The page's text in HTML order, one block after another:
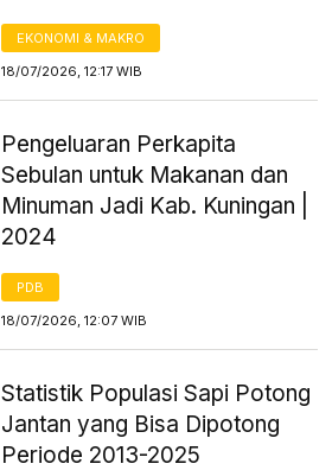
EKONOMI & MAKRO
18/07/2026, 12:17 WIB
Pengeluaran Perkapita
Sebulan untuk Makanan dan
Minuman Jadi Kab. Kuningan |
2024
PDB
18/07/2026, 12:07 WIB
Statistik Populasi Sapi Potong
Jantan yang Bisa Dipotong
Periode 2013-2025